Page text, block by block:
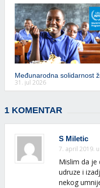
Međunarodna solidarnost
31. jul 2026
1 KOMENTAR
S Miletic
7. april 2019.
Mislim da je
udruze i
nekog